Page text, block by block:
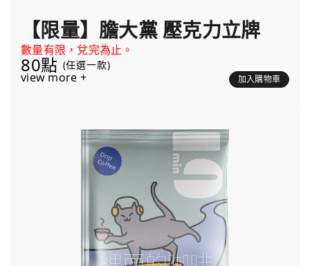
【限量】膽大黨 壓克力立牌
數量有限，兌完為止。
80點 (任選一款)
view more + 加入購物車